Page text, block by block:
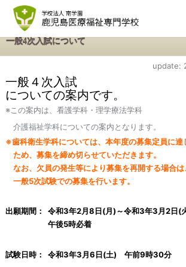
一般4次入試について
update:
一般４次入試
についての案内です。
※この案内は、看護学科・理学療法学科
介護福祉学科についての案内となります。
※歯科衛生学科については、本年度の募集定員に達
ため、募集を締め切らせていただきます。
なお、欠員の発生等により募集を再開する場合は
一般5次試験での募集を行います。
出願期間：
令和3年2月8日(月)～令和3年3月2日(
午後5時必着
試験日時： 令和3年3月6日(土) 午前9時30分